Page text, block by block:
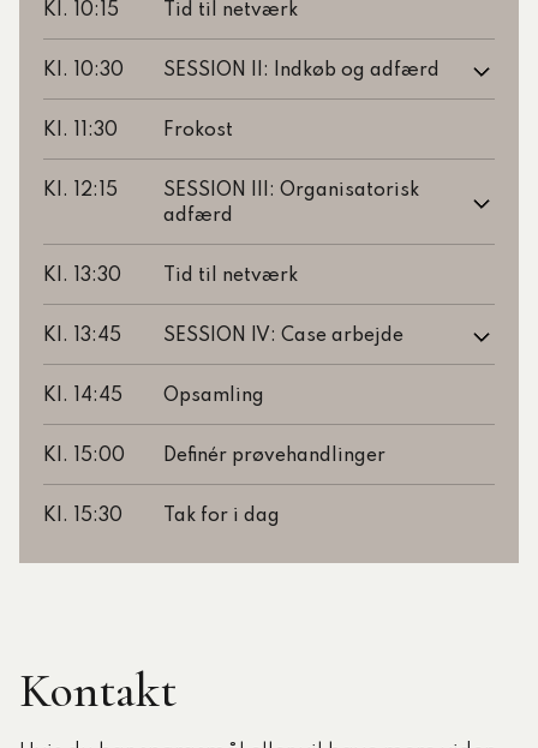
Kl. 10:15 Tid til netværk
Kl. 10:30 SESSION II: Indkøb og adfærd
Kl. 11:30 Frokost
Kl. 12:15
SESSION III: Organisatorisk
adfærd
Kl. 13:30 Tid til netværk
Kl. 13:45 SESSION IV: Case arbejde
Kl. 14:45 Opsamling
Kl. 15:00 Definér prøvehandlinger
Kl. 15:30 Tak for i dag
Kontakt